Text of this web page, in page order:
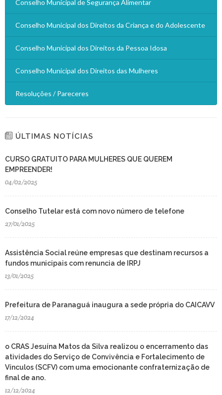
Conselho Municipal de Segurança Alimentar
Conselho Municipal dos Direitos da Criança e do Adolescente
Conselho Municipal dos Direitos da Pessoa Idosa
Conselho Municipal dos Direitos das Mulheres
Resoluções / Pareceres
ÚLTIMAS NOTÍCIAS
CURSO GRATUITO PARA MULHERES QUE QUEREM
EMPREENDER!
04/02/2025
Conselho Tutelar está com novo número de telefone
27/01/2025
Assistência Social reúne empresas que destinam recursos a
fundos municipais com renuncia de IRPJ
13/01/2025
Prefeitura de Paranaguá inaugura a sede própria do CAICAVV
17/12/2024
o CRAS Jesuína Matos da Silva realizou o encerramento das
atividades do Serviço de Convivência e Fortalecimento de
Vínculos (SCFV) com uma emocionante confraternização de
final de ano.
12/12/2024